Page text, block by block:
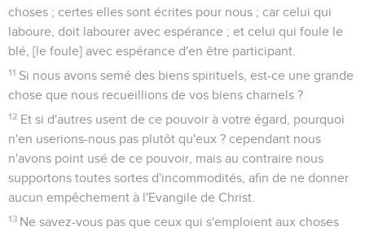
choses ; certes elles sont écrites pour nous ; car celui qui
laboure, doit labourer avec espérance ; et celui qui foule le
blé, [le foule] avec espérance d'en être participant.
11 Si nous avons semé des biens spirituels, est-ce une grande
chose que nous recueillions de vos biens charnels ?
12 Et si d'autres usent de ce pouvoir à votre égard, pourquoi
n'en userions-nous pas plutôt qu'eux ? cependant nous
n'avons point usé de ce pouvoir, mais au contraire nous
supportons toutes sortes d'incommodités, afin de ne donner
aucun empêchement à l'Evangile de Christ.
13 Ne savez-vous pas que ceux qui s'emploient aux choses